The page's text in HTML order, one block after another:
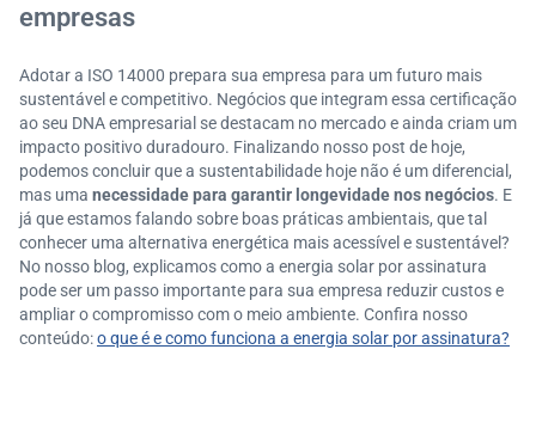
empresas
Adotar a ISO 14000 prepara sua empresa para um futuro mais
sustentável e competitivo. Negócios que integram essa certificação
ao seu DNA empresarial se destacam no mercado e ainda criam um
impacto positivo duradouro. Finalizando nosso post de hoje,
podemos concluir que a sustentabilidade hoje não é um diferencial,
mas uma necessidade para garantir longevidade nos negócios. E
já que estamos falando sobre boas práticas ambientais, que tal
conhecer uma alternativa energética mais acessível e sustentável?
No nosso blog, explicamos como a energia solar por assinatura
pode ser um passo importante para sua empresa reduzir custos e
ampliar o compromisso com o meio ambiente. Confira nosso
conteúdo:o que é e como funciona a energia solar por assinatura?